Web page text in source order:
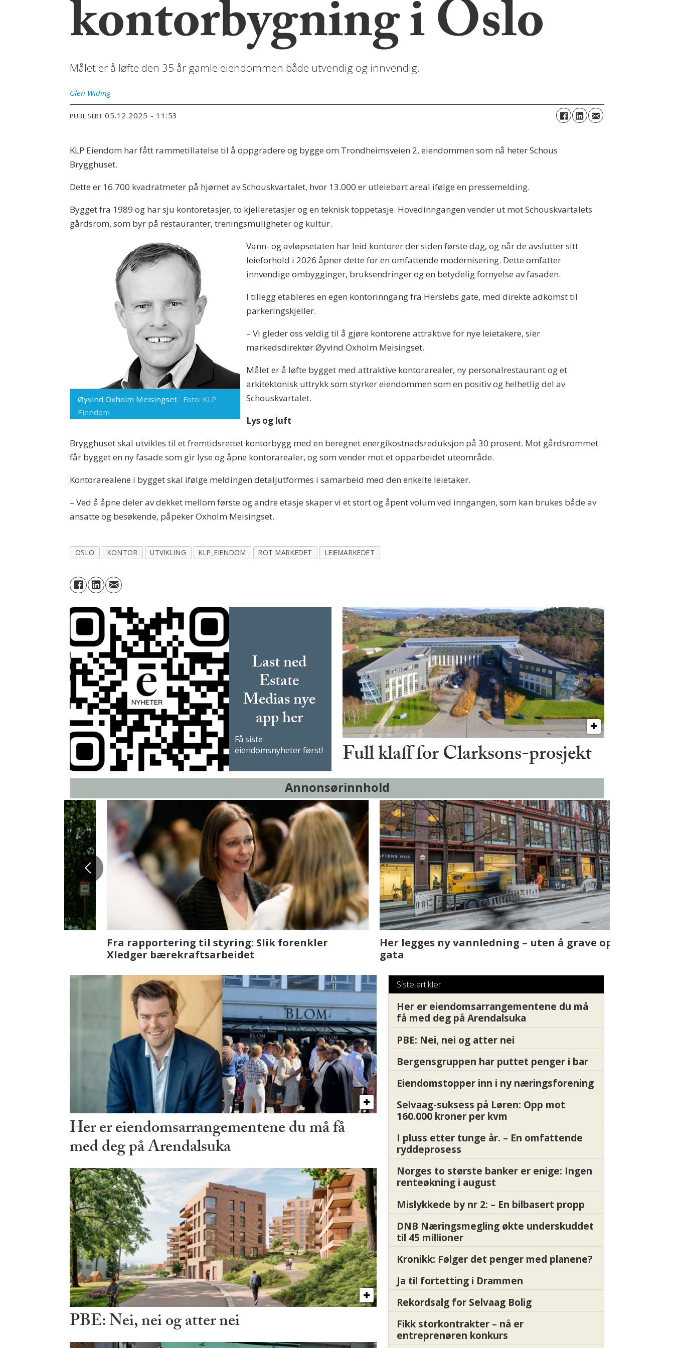
kontorbygning i Oslo
Målet er å løfte den 35 år gamle eiendommen både utvendig og innvendig.
Glen Widing
PUBLISERT 05.12.2025 - 11:53
KLP Eiendom har fått rammetillatelse til å oppgradere og bygge om Trondheimsveien 2, eiendommen som nå heter Schous
Brygghuset.
Dette er 16.700 kvadratmeter på hjørnet av Schouskvartalet, hvor 13.000 er utleiebart areal ifølge en pressemelding.
Bygget fra 1989 og har sju kontoretasjer, to kjelleretasjer og en teknisk toppetasje. Hovedinngangen vender ut mot Schouskvartalets
gårdsrom, som byr på restauranter, treningsmuligheter og kultur.
Øyvind Oxholm Meisingset. Foto: KLP
Eiendom
Vann- og avløpsetaten har leid kontorer der siden første dag, og når de avslutter sitt
leieforhold i 2026 åpner dette for en omfattende modernisering. Dette omfatter
innvendige ombygginger, bruksendringer og en betydelig fornyelse av fasaden.
I tillegg etableres en egen kontorinngang fra Herslebs gate, med direkte adkomst til
parkeringskjeller.
– Vi gleder oss veldig til å gjøre kontorene attraktive for nye leietakere, sier
markedsdirektør Øyvind Oxholm Meisingset.
Målet er å løfte bygget med attraktive kontorarealer, ny personalrestaurant og et
arkitektonisk uttrykk som styrker eiendommen som en positiv og helhetlig del av
Schouskvartalet.
Lys og luft
Brygghuset skal utvikles til et fremtidsrettet kontorbygg med en beregnet energikostnadsreduksjon på 30 prosent. Mot gårdsrommet
får bygget en ny fasade som gir lyse og åpne kontorarealer, og som vender mot et opparbeidet uteområde.
Kontorarealene i bygget skal ifølge meldingen detaljutformes i samarbeid med den enkelte leietaker.
– Ved å åpne deler av dekket mellom første og andre etasje skaper vi et stort og åpent volum ved inngangen, som kan brukes både av
ansatte og besøkende, påpeker Oxholm Meisingset.
OSLO KONTOR UTVIKLING KLP_EIENDOM ROT MARKEDET LEIEMARKEDET
Last ned
Estate
Medias nye
app her
Få siste
eiendomsnyheter først!
Full klaff for Clarksons-prosjekt
Annonsørinnhold
Fenistra endrer eiendomsbransjen med AI. Slik
ser vi på fremtiden
Det er i Drammen det skjer
Her er eiendomsarrangementene du må få
med deg på Arendalsuka
PBE: Nei, nei og atter nei
Siste artikler
Her er eiendomsarrangementene du må
få med deg på Arendalsuka
PBE: Nei, nei og atter nei
Bergensgruppen har puttet penger i bar
Eiendomstopper inn i ny næringsforening
Selvaag-suksess på Løren: Opp mot
160.000 kroner per kvm
I pluss etter tunge år. – En omfattende
ryddeprosess
Norges to største banker er enige: Ingen
renteøkning i august
Mislykkede by nr 2: – En bilbasert propp
DNB Næringsmegling økte underskuddet
til 45 millioner
Kronikk: Følger det penger med planene?
Ja til fortetting i Drammen
Rekordsalg for Selvaag Bolig
Fikk storkontrakter – nå er
entreprenøren konkurs